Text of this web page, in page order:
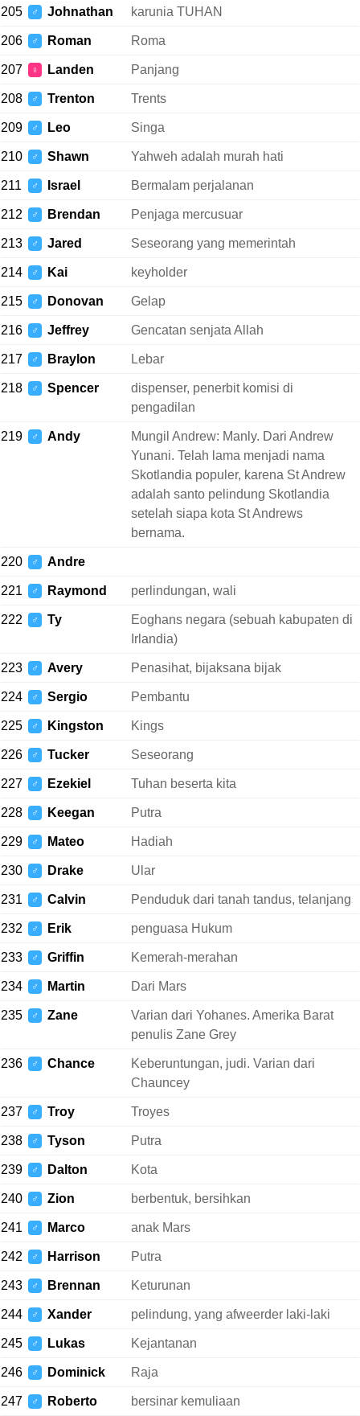
205 ♂ Johnathan karunia TUHAN
206 ♂ Roman Roma
207 ♀ Landen Panjang
208 ♂ Trenton Trents
209 ♂ Leo Singa
210 ♂ Shawn Yahweh adalah murah hati
211 ♂ Israel Bermalam perjalanan
212 ♂ Brendan Penjaga mercusuar
213 ♂ Jared Seseorang yang memerintah
214 ♂ Kai keyholder
215 ♂ Donovan Gelap
216 ♂ Jeffrey Gencatan senjata Allah
217 ♂ Braylon Lebar
218 ♂ Spencer
dispenser, penerbit komisi di
pengadilan
219 ♂ Andy
Mungil Andrew: Manly. Dari Andrew
Yunani. Telah lama menjadi nama
Skotlandia populer, karena St Andrew
adalah santo pelindung Skotlandia
setelah siapa kota St Andrews
bernama.
220 ♂ Andre
221 ♂ Raymond perlindungan, wali
222 ♂ Ty
Eoghans negara (sebuah kabupaten di
Irlandia)
223 ♂ Avery Penasihat, bijaksana bijak
224 ♂ Sergio Pembantu
225 ♂ Kingston Kings
226 ♂ Tucker Seseorang
227 ♂ Ezekiel Tuhan beserta kita
228 ♂ Keegan Putra
229 ♂ Mateo Hadiah
230 ♂ Drake Ular
231 ♂ Calvin Penduduk dari tanah tandus, telanjang
232 ♂ Erik penguasa Hukum
233 ♂ Griffin Kemerah-merahan
234 ♂ Martin Dari Mars
235 ♂ Zane
Varian dari Yohanes. Amerika Barat
penulis Zane Grey
236 ♂ Chance
Keberuntungan, judi. Varian dari
Chauncey
237 ♂ Troy Troyes
238 ♂ Tyson Putra
239 ♂ Dalton Kota
240 ♂ Zion berbentuk, bersihkan
241 ♂ Marco anak Mars
242 ♂ Harrison Putra
243 ♂ Brennan Keturunan
244 ♂ Xander pelindung, yang afweerder laki-laki
245 ♂ Lukas Kejantanan
246 ♂ Dominick Raja
247 ♂ Roberto bersinar kemuliaan